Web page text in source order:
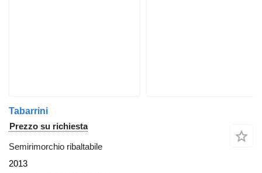
Tabarrini
Prezzo su richiesta
Semirimorchio ribaltabile
2013